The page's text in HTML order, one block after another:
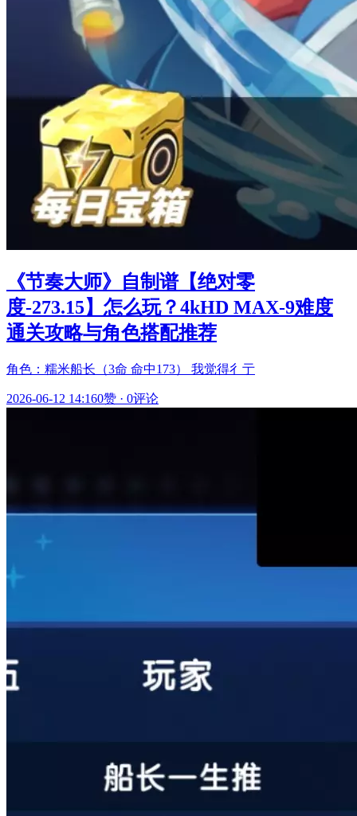
《节奏大师》自制谱【绝对零
度-273.15】怎么玩？4kHD MAX-9难度
通关攻略与角色搭配推荐
角色：糯米船长（3命 命中173） 我觉得彳亍
2026-06-12 14:160赞 · 0评论